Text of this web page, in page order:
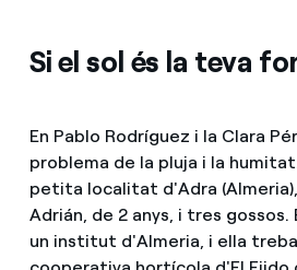
Si el sol és la teva
En Pablo Rodríguez i la Clara
problema de la pluja i la
petita localitat d'Adra
Adrián, de 2 anys, i tres
un institut d'Almeria, i ella